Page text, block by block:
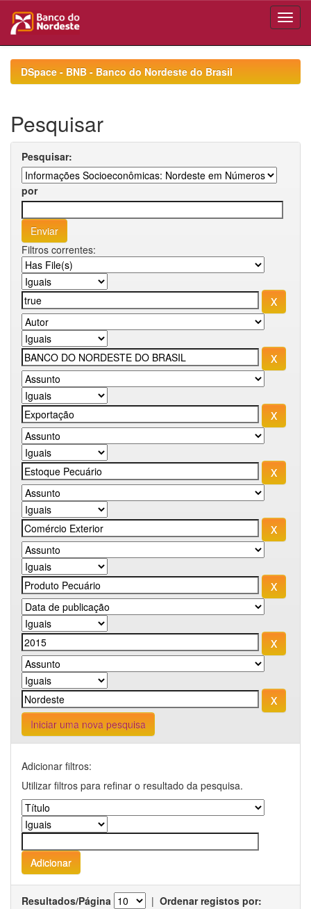
navigationDSpace - BNB - Banco do Nordeste do Brasil
Pesquisar
Pesquisar:
por
Filtros correntes:
Iniciar uma nova pesquisa
Adicionar filtros:
Utilizar filtros para refinar o resultado da pesquisa.
Resultados/Página | Ordenar registos por: